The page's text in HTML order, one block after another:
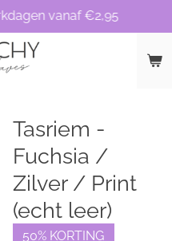
vanaf €2,95
Tasriem -
Fuchsia /
Zilver / Print
(echt leer)
50% KORTING